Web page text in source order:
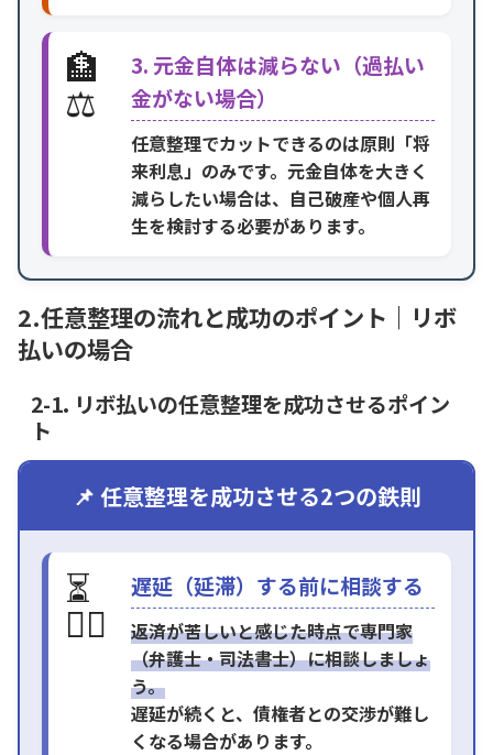
🏦
⚖️
3. 元金自体は減らない（過払い
金がない場合）
任意整理でカットできるのは原則「将
来利息」のみです。元金自体を大きく
減らしたい場合は、自己破産や個人再
生を検討する必要があります。
2.任意整理の流れと成功のポイント｜リボ
払いの場合
2-1. リボ払いの任意整理を成功させるポイン
ト
📌 任意整理を成功させる2つの鉄則
⏳
🏃‍♂️
遅延（延滞）する前に相談する
返済が苦しいと感じた時点で専門家
（弁護士・司法書士）に相談しましょ
う。
遅延が続くと、債権者との交渉が難し
くなる場合があります。